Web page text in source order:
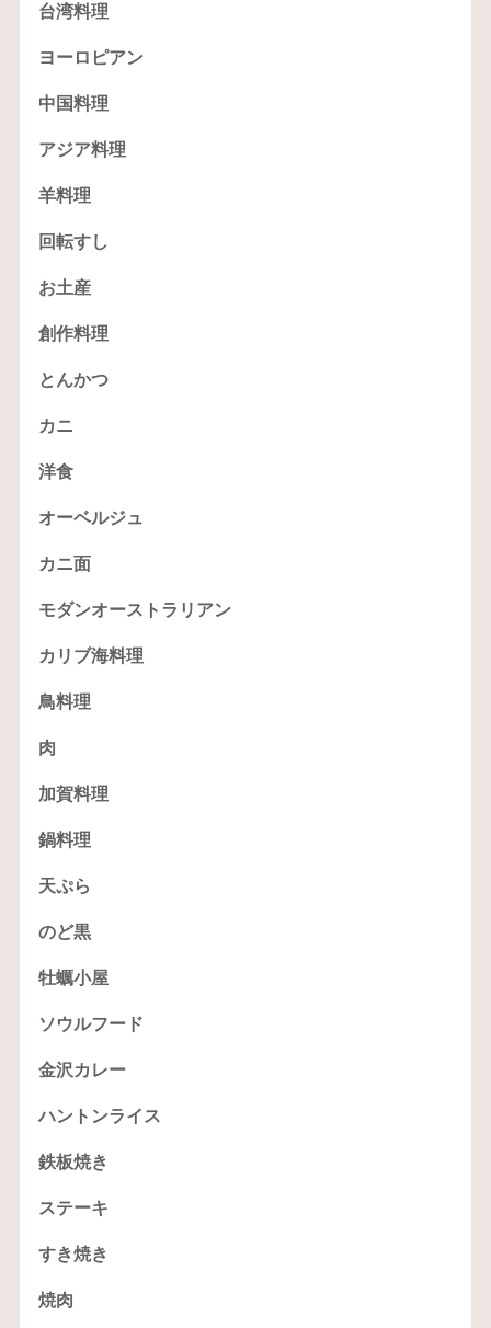
台湾料理
ヨーロピアン
中国料理
アジア料理
羊料理
回転すし
お土産
創作料理
とんかつ
カニ
洋食
オーベルジュ
カニ面
モダンオーストラリアン
カリブ海料理
鳥料理
肉
加賀料理
鍋料理
天ぷら
のど黒
牡蠣小屋
ソウルフード
金沢カレー
ハントンライス
鉄板焼き
ステーキ
すき焼き
焼肉